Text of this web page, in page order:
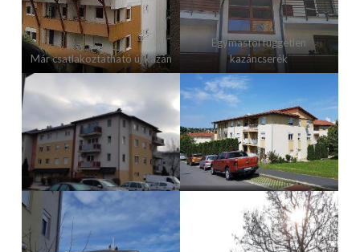
Már csatlakoztatható új kazán
Egymástól független
kazáncserék